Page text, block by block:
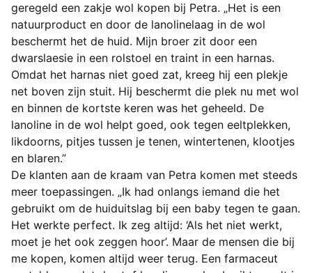
geregeld een zakje wol kopen bij Petra. „Het is een
natuurproduct en door de lanolinelaag in de wol
beschermt het de huid. Mijn broer zit door een
dwarslaesie in een rolstoel en traint in een harnas.
Omdat het harnas niet goed zat, kreeg hij een plekje
net boven zijn stuit. Hij beschermt die plek nu met wol
en binnen de kortste keren was het geheeld. De
lanoline in de wol helpt goed, ook tegen eeltplekken,
likdoorns, pitjes tussen je tenen, wintertenen, klootjes
en blaren.”
De klanten aan de kraam van Petra komen met steeds
meer toepassingen. „Ik had onlangs iemand die het
gebruikt om de huiduitslag bij een baby tegen te gaan.
Het werkte perfect. Ik zeg altijd: ‘Als het niet werkt,
moet je het ook zeggen hoor’. Maar de mensen die bij
me kopen, komen altijd weer terug. Een farmaceut